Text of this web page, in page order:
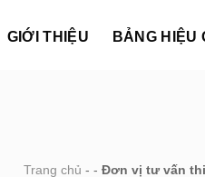
GIỚI THIỆU BẢNG HIỆU
Trang chủ - - Đơn vị tư vấn